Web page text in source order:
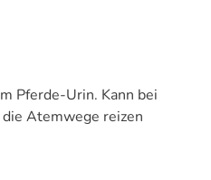
Pferde-Urin. Kann bei
Atemwege reizen